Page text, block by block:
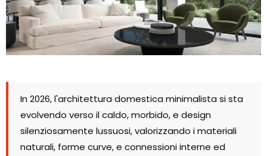
In 2026, l'architettura domestica minimalista si sta
evolvendo verso il caldo, morbido, e design
silenziosamente lussuosi, valorizzando i materiali
naturali, forme curve, e connessioni interne ed